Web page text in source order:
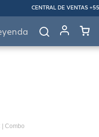
CENTRAL DE VENTAS
| Combo